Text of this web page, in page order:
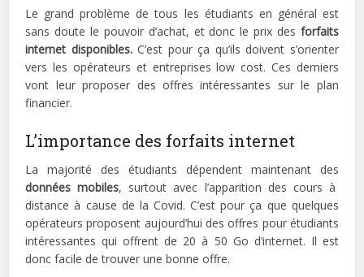
Le grand problème de tous les étudiants en général est
sans doute le pouvoir d’achat, et donc le prix des forfaits
internet disponibles.C’est pour ça qu’ils doivent s’orienter
vers les opérateurs et entreprises low cost. Ces derniers
vont leur proposer des offres intéressantes sur le plan
financier.
L’importance des forfaits internet
La majorité des étudiants dépendent maintenant des
données mobiles, surtout avec l’apparition des cours à
distance à cause de la Covid. C’est pour ça que quelques
opérateurs proposent aujourd’hui des offres pour étudiants
intéressantes qui offrent de 20 à 50 Go d’internet. Il est
donc facile de trouver une bonne offre.